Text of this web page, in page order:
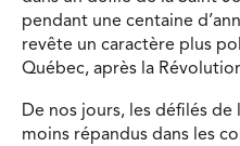
pendant une centaine
revête un caractère plus
Québec, après la
De nos jours, les défilés de
moins répandus dans les